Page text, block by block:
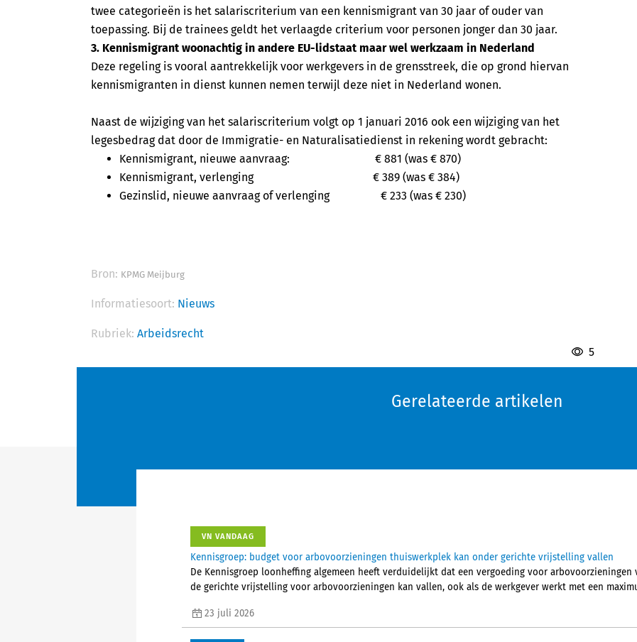
twee categorieën is het salariscriterium van een kennismigrant van 30 jaar of ouder van
toepassing. Bij de trainees geldt het verlaagde criterium voor personen jonger dan 30 jaar.
3. Kennismigrant woonachtig in andere EU-lidstaat maar wel werkzaam in Nederland
Deze regeling is vooral aantrekkelijk voor werkgevers in de grensstreek, die op grond hiervan
kennismigranten in dienst kunnen nemen terwijl deze niet in Nederland wonen.
Naast de wijziging van het salariscriterium volgt op 1 januari 2016 ook een wijziging van het
legesbedrag dat door de Immigratie- en Naturalisatiedienst in rekening wordt gebracht:
Kennismigrant, nieuwe aanvraag: € 881 (was € 870)
Kennismigrant, verlenging € 389 (was € 384)
Gezinslid, nieuwe aanvraag of verlenging € 233 (was € 230)
Bron: KPMG Meijburg
Informatiesoort: Nieuws
Rubriek: Arbeidsrecht
5
Gerelateerde artikelen
VN VANDAAG
Kennisgroep: budget voor arbovoorzieningen thuiswerkplek kan onder gerichte vrijstelling vallen
De Kennisgroep loonheffing algemeen heeft verduidelijkt dat een vergoeding voor
de gerichte vrijstelling voor arbovoorzieningen kan vallen, ook als de werkgever werkt met een
23 juli 2026